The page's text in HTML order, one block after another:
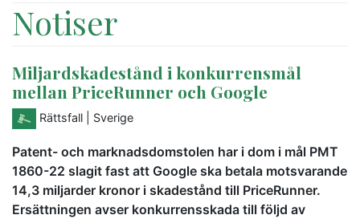
Notiser
Miljardskadestånd i konkurrensmål
mellan PriceRunner och Google
Rättsfall | Sverige
Patent- och marknadsdomstolen har i dom i mål PMT
1860-22 slagit fast att Google ska betala motsvarande
14,3 miljarder kronor i skadestånd till PriceRunner.
Ersättningen avser konkurrensskada till följd av